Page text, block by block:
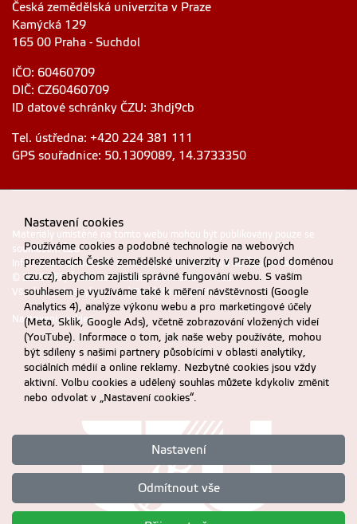
Česká zemědělská univerzita v Praze
Kamýcká 129
165 00 Praha - Suchdol
IČO: 60460709
DIČ: CZ60460709
ID datové schránky ČZU: 3hdj9cb
Tel. ústředna: +420 224 381 111
GPS souřadnice: 50.1309089, 14.3733350
Materiály umístěné na tomto webu mohou být publikovány pouze se
souhlasem ČZU.
Informace o zpracování a ochraně osobních údajů na ČZU v Praze.
© 2025 PEF, Česká zemědělská univerzita v Praze
Všechna práva vyhrazena |Prohlášení o přístupnosti
Nastavení cookies
Nastavení cookies
Používáme cookies a podobné technologie na webových
prezentacích České zemědělské univerzity v Praze (pod doménou
czu.cz), abychom zajistili správné fungování webu. S vaším
souhlasem je využíváme také k měření návštěvnosti (Google
Analytics 4), analýze výkonu webu a pro marketingové účely
(Meta, Sklik, Google Ads), včetně zobrazování vložených videí
(YouTube). Informace o tom, jak naše weby používáte, mohou
být sdíleny s našimi partnery působícími v oblasti analytiky,
sociálních médií a online reklamy. Nezbytné cookies jsou vždy
aktivní. Volbu cookies a udělený souhlas můžete kdykoliv změnit
nebo odvolat v „Nastavení cookies“.
Nastavení
Odmítnout vše